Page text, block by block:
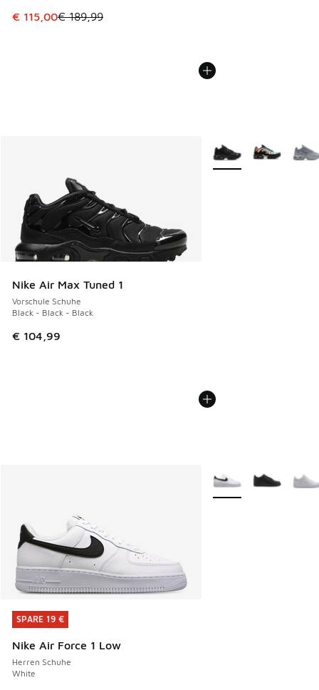
Dieser Artikel ist im Sale. Der Preis ist von € 189,99 auf €
€ 115,00€ 189,99
Nike Air Max Tuned 1
Vorschule Schuhe
Black - Black - Black
€ 104,99
Weitere Farben
SPARE 19 €
Nike Air Force 1 Low
Herren Schuhe
White
SPARE 19 €
Weitere Farben